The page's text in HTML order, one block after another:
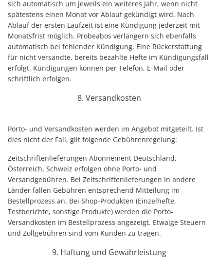
sich automatisch um jeweils ein weiteres Jahr, wenn nicht
spätestens einen Monat vor Ablauf gekündigt wird. Nach
Ablauf der ersten Laufzeit ist eine Kündigung jederzeit mit
Monatsfrist möglich. Probeabos verlängern sich ebenfalls
automatisch bei fehlender Kündigung. Eine Rückerstattung
für nicht versandte, bereits bezahlte Hefte im Kündigungsfall
erfolgt. Kündigungen können per Telefon, E-Mail oder
schriftlich erfolgen.
8. Versandkosten
Porto- und Versandkosten werden im Angebot mitgeteilt. Ist
dies nicht der Fall, gilt folgende Gebührenregelung:
Zeitschriftenlieferungen Abonnement Deutschland,
Österreich, Schweiz erfolgen ohne Porto- und
Versandgebühren. Bei Zeitschriftenlieferungen in andere
Länder fallen Gebühren entsprechend Mitteilung im
Bestellprozess an. Bei Shop-Produkten (Einzelhefte,
Testberichte, sonstige Produkte) werden die Porto-
Versandkosten im Bestellprozess angezeigt. Etwaige Steuern
und Zollgebühren sind vom Kunden zu tragen.
9. Haftung und Gewährleistung